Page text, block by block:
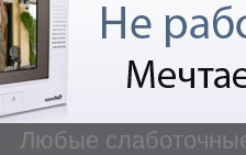
Звоните по Санкт-